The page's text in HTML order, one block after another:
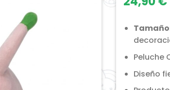
Tamaño
Peluche
Diseño